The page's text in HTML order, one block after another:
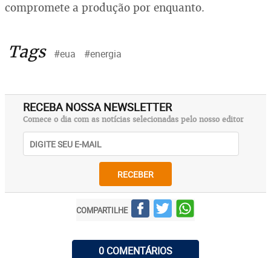
compromete a produção por enquanto.
Tags #eua #energia
RECEBA NOSSA NEWSLETTER
Comece o dia com as notícias selecionadas pelo nosso editor
RECEBER
COMPARTILHE
0 COMENTÁRIOS